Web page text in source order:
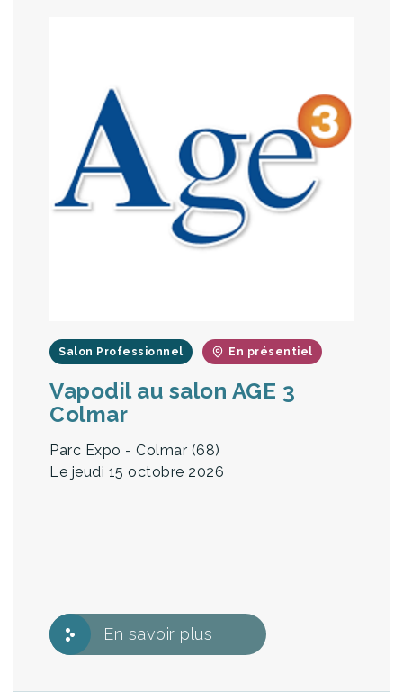
Salon Professionnel En présentiel
Vapodil au salon AGE 3
Colmar
Parc Expo - Colmar (68)
Le jeudi 15 octobre 2026
En savoir plus